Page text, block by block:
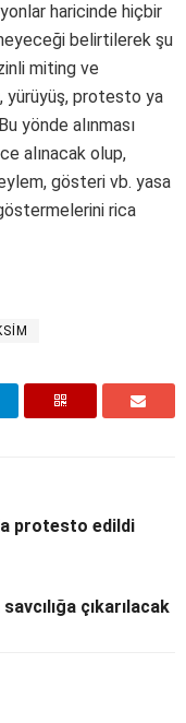
haricinde hiçbir
belirtilerek şu
miting ve
yürüyüş, protesto ya
yönde alınması
alınacak olup,
gösteri vb. yasa
rica
protesto edildi
çıkarılacak